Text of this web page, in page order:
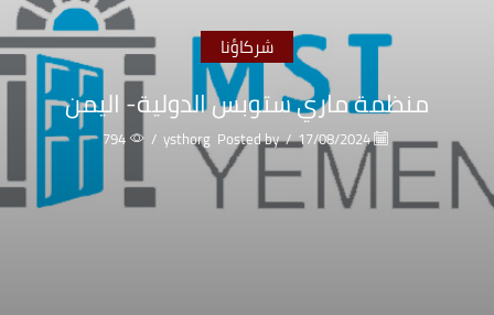
شركاؤنا
منظمة ماري ستوبس الدولية- اليمن
17/08/2024
/
Posted by
ysthorg
/
794